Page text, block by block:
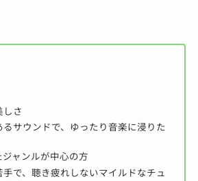
さ
サウンドで、ゆったり音楽に浸りた
ャンルが中心の方
で、聴き疲れしないマイルドなチュ